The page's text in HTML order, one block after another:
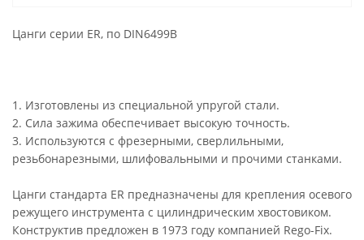
Цанги серии ER, по DIN6499B
1. Изготовлены из специальной упругой стали.
2. Сила зажима обеспечивает высокую точность.
3. Используются с фрезерными, сверлильными,
резьбонарезными, шлифовальными и прочими станками.
Цанги стандарта ER предназначены для крепления осевого
режущего инструмента с цилиндрическим хвостовиком.
Конструктив предложен в 1973 году компанией Rego-Fix.